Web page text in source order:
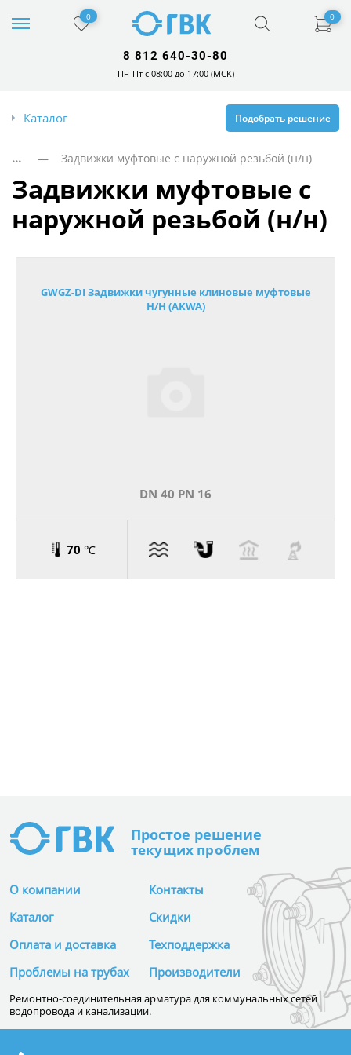
0 0
8 812 640-30-80
Пн-Пт с 08:00 до 17:00 (МСК)
Каталог Подобрать решение
... — Задвижки муфтовые с наружной резьбой (н/н)
задвижки муфтовые с
наружной резьбой (н/н)
GWGZ-DI Задвижки чугунные клиновые муфтовые
Н/Н (AKWA)
DN 40 PN 16
70 ℃
Простое решение
текущих проблем
О компании
Каталог
Оплата и доставка
Скидки
Техподдержка
Производители
Проблемы на трубах
Контакты
Ремонтно-соединительная арматура для коммунальных сетей
водопровода и канализации.